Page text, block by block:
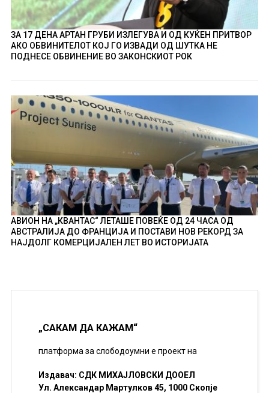
ЗА 17 ДЕНА АРТАН ГРУБИ ИЗЛЕГУВА И ОД КУЌЕН ПРИТВОР
АКО ОБВИНИТЕЛОТ КОЈ ГО ИЗВАДИ ОД ШУТКА НЕ
ПОДНЕСЕ ОБВИНЕНИЕ ВО ЗАКОНСКИОТ РОК
АВИОН НА „КВАНТАС“ ЛЕТАШЕ ПОВЕЌЕ ОД 24 ЧАСА ОД
АВСТРАЛИЈА ДО ФРАНЦИЈА И ПОСТАВИ НОВ РЕКОРД ЗА
НАЈДОЛГ КОМЕРЦИЈАЛЕН ЛЕТ ВО ИСТОРИЈАТА
„САКАМ ДА КАЖАМ“
платформа за слободоумни е проект на
Издавач: СДК МИХАЈЛОВСКИ ДООЕЛ
Ул. Александар Мартулков 45, 1000 Скопје